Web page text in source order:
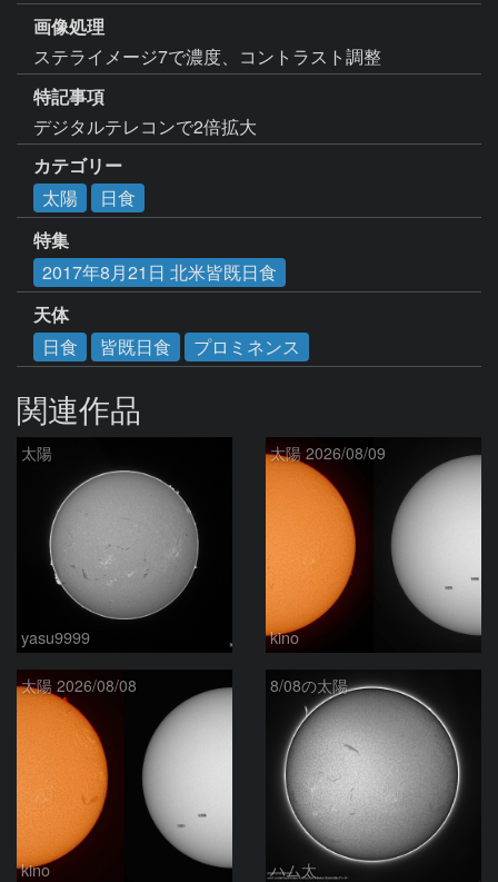
画像処理
ステライメージ7で濃度、コントラスト調整
特記事項
デジタルテレコンで2倍拡大
カテゴリー
太陽
日食
特集
2017年8月21日 北米皆既日食
天体
日食
皆既日食 プロミネンス
関連作品
太陽
yasu9999
太陽 2026/08/09
kino
太陽 2026/08/08
kino
8/08の太陽
ハム太